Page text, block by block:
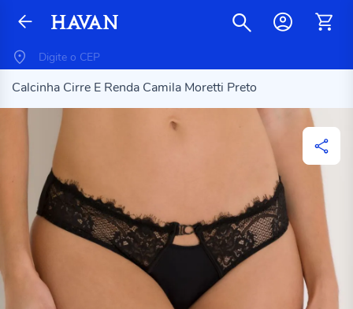
Calcinha Cirre E Renda Camila Moretti Preto